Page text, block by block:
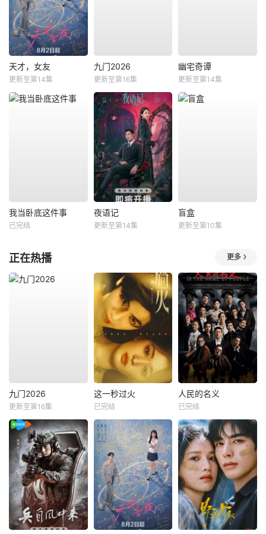
天才，女友
更新至第14集
九门2026
更新至第16集
幽宅奇谭
更新至第14集
我当卧底这件事
已完结
夜语记
更新至第14集
盲盒
更新至第10集
正在热播 更多
九门2026
更新至第16集
这一秒过火
已完结
人民的名义
已完结